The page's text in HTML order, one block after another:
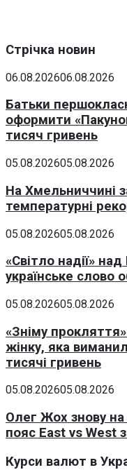
Стрічка новин
06.08.202606.08.2026
Батьки
оформити
тисяч гривень
05.08.202605.08.2026
На Хмельниччині
температурні
05.08.202605.08.2026
«Світло надії»
українське слово
05.08.202605.08.2026
«Зніму
жінку, яка
тисячі гривень
05.08.202605.08.2026
Олег Жох знову на
пояс East vs West
Курси валют в